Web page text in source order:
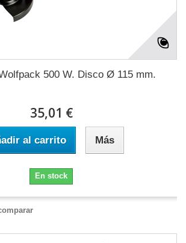
500 W. Disco Ø 115 mm.
35,01 €
al carrito Más
En stock